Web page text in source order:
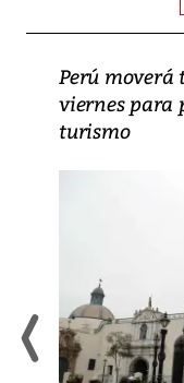
Perú moverá
viernes para
turismo